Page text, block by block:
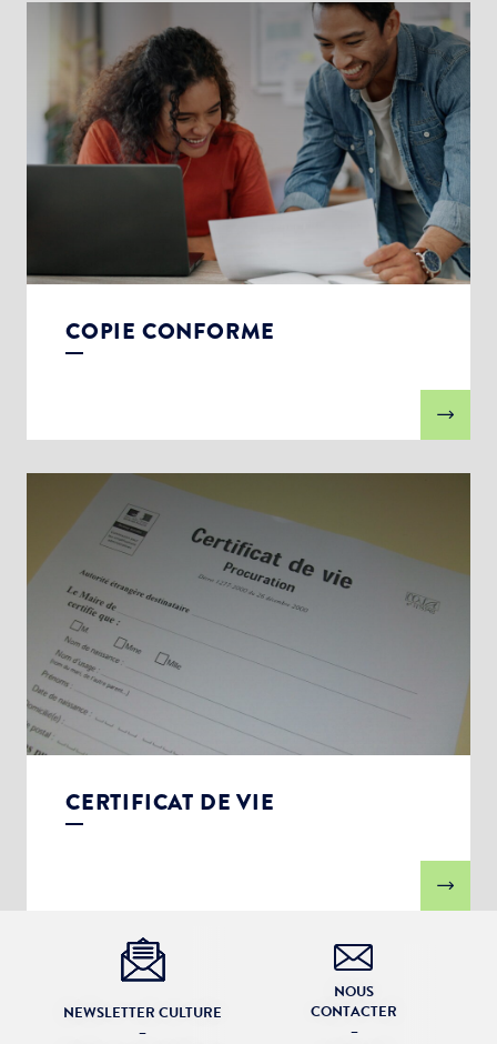
COPIE CONFORME
CERTIFICAT DE VIE
NEWSLETTER CULTURE
–
NOUS
CONTACTER
–